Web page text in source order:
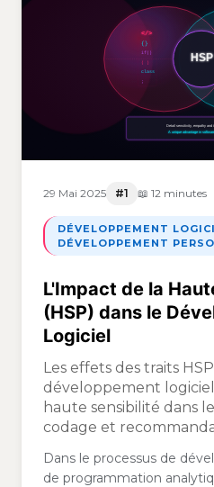
29 Mai 2025 #1 📖 12 minutes
DÉVELOPPEMENT
DÉVELOPPEMENT
L'Impact de la
(HSP) dans le
Logiciel
Les effets des traits
développement
haute sensibilité dans
codage et
Dans le processus de
de programmation